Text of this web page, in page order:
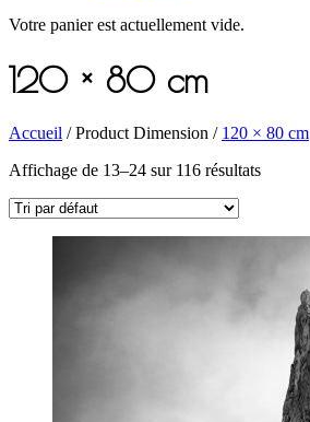
Votre panier est actuellement vide.
120 × 80 cm
Accueil / Product Dimension / 120 × 80 cm
Affichage de 13–24 sur 116 résultats